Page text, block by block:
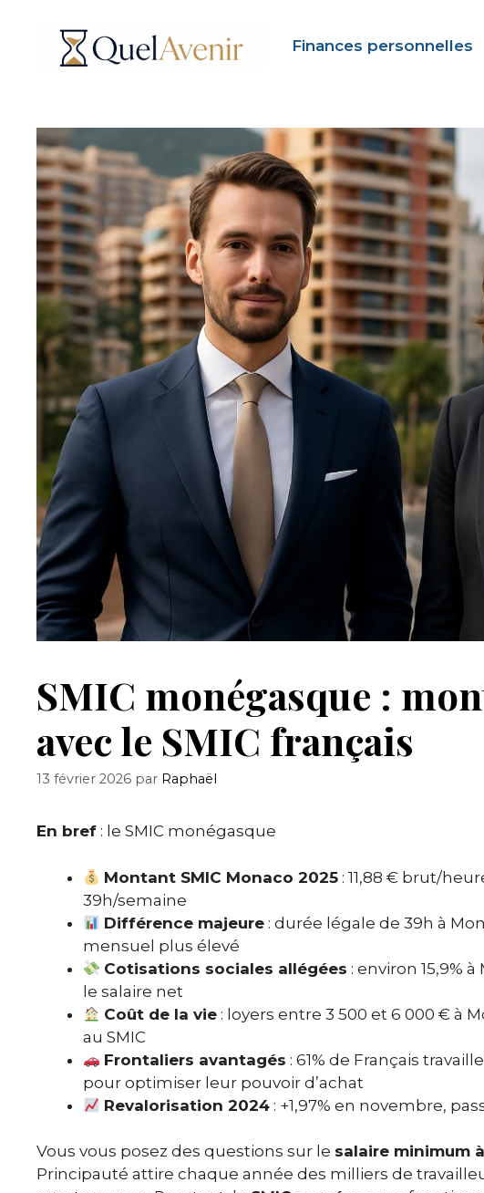
contenu
Finances personnelles
SMIC monégasque :
avec le SMIC français
13 février 2026 par Raphaël
En bref : le SMIC monégasque
Montant SMIC Monaco 2025 : 11,88 € brut/
39h/semaine
Différence majeure : durée légale de 39h à
mensuel plus élevé
Cotisations sociales allégées : environ 15,9%
le salaire net
Coût de la vie : loyers entre 3 500 et 6 000 € à
au SMIC
Frontaliers avantagés : 61% de Français
pour optimiser leur pouvoir d’achat
Revalorisation 2024 : +1,97% en novembre,
Vous vous posez des questions sur le salaire minimum
Principauté attire chaque année des milliers de